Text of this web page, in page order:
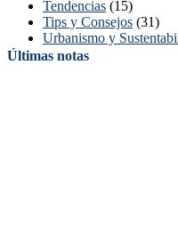
Tendencias (15)
Tips y Consejos (31)
Urbanismo y
Últimas notas